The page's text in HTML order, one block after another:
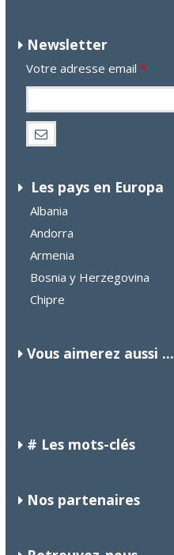
Newsletter
Votre adresse email *
Les pays en Europa
Albania
Andorra
Armenia
Bosnia y Herzegovina
Chipre
Vous aimerez aussi ...
# Les mots-clés
Nos partenaires